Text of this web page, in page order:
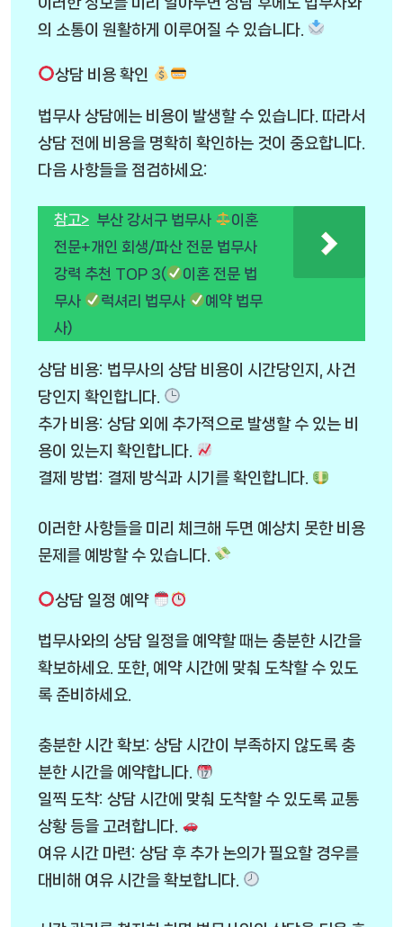
의 소통이 원활하게 이루어질 수 있습니다.
상담 비용 확인
법무사 상담에는 비용이 발생할 수 있습니다. 따라서
상담 전에 비용을 명확히 확인하는 것이 중요합니다.
다음 사항들을 점검하세요:
참고> 부산 강서구 법무사
이혼
전문+개인 회생/파산 전문 법무사
강력 추천 TOP 3(
이혼 전문 법
무사
럭셔리 법무사
예약 법무
사)
상담 비용: 법무사의 상담 비용이 시간당인지, 사건
당인지 확인합니다.
추가 비용: 상담 외에 추가적으로 발생할 수 있는 비
용이 있는지 확인합니다.
결제 방법: 결제 방식과 시기를 확인합니다.
이러한 사항들을 미리 체크해 두면 예상치 못한 비용
문제를 예방할 수 있습니다.
상담 일정 예약
법무사와의 상담 일정을 예약할 때는 충분한 시간을
확보하세요. 또한, 예약 시간에 맞춰 도착할 수 있도
록 준비하세요.
충분한 시간 확보: 상담 시간이 부족하지 않도록 충
분한 시간을 예약합니다.
일찍 도착: 상담 시간에 맞춰 도착할 수 있도록 교통
상황 등을 고려합니다.
여유 시간 마련: 상담 후 추가 논의가 필요할 경우를
대비해 여유 시간을 확보합니다.